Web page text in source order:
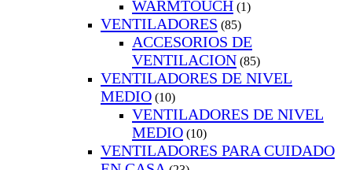
WARMTOUCH (1)
VENTILADORES (85)
ACCESORIOS DE
VENTILACION (85)
VENTILADORES DE NIVEL
MEDIO (10)
VENTILADORES DE NIVEL
MEDIO (10)
VENTILADORES PARA CUIDADO